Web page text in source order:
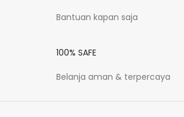
Bantuan kapan saja
100% SAFE
Belanja aman & terpercaya